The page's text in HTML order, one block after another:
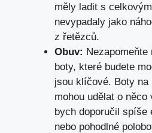
měly ladit s
nevypadaly jako
z řetězců.
Obuv:
boty, které budete
jsou klíčové. Boty na
mohou udělat o
bych doporučil spíše
nebo pohodlné